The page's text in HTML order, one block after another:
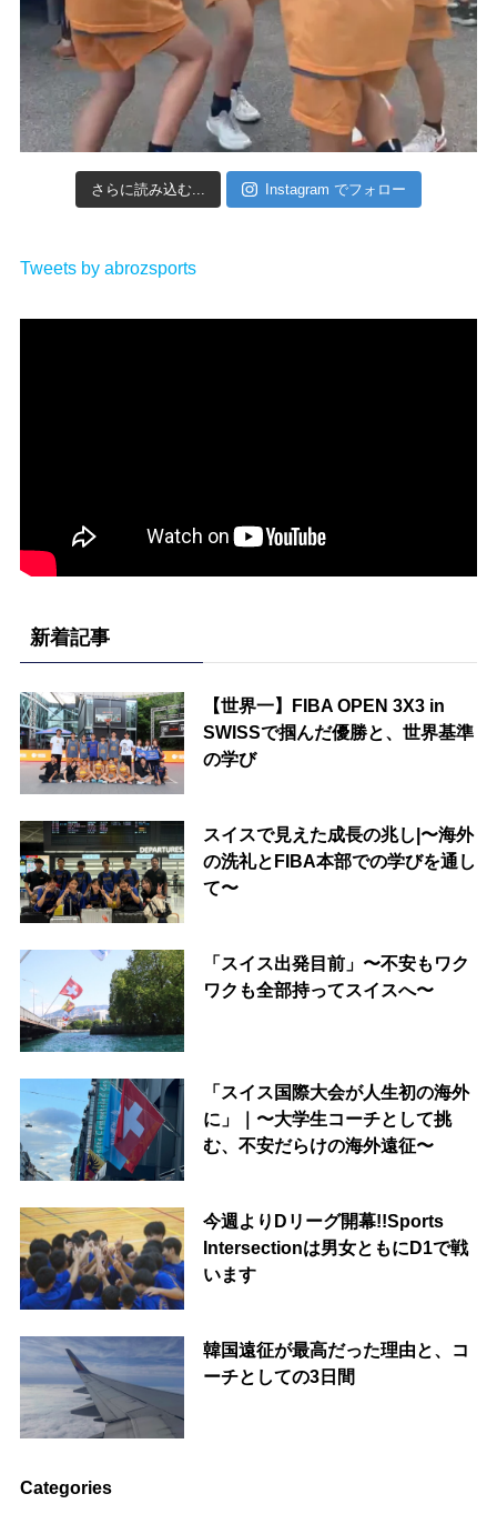
さらに読み込む... Instagram でフォロー
Tweets by abrozsports
新着記事
【世界一】FIBA OPEN 3X3 in
SWISSで掴んだ優勝と、世界基準
の学び
スイスで見えた成長の兆し|〜海外
の洗礼とFIBA本部での学びを通し
て〜
「スイス出発目前」〜不安もワク
ワクも全部持ってスイスへ〜
「スイス国際大会が人生初の海外
に」｜〜大学生コーチとして挑
む、不安だらけの海外遠征〜
今週よりDリーグ開幕!!Sports
Intersectionは男女ともにD1で戦
います
韓国遠征が最高だった理由と、コ
ーチとしての3日間
Categories